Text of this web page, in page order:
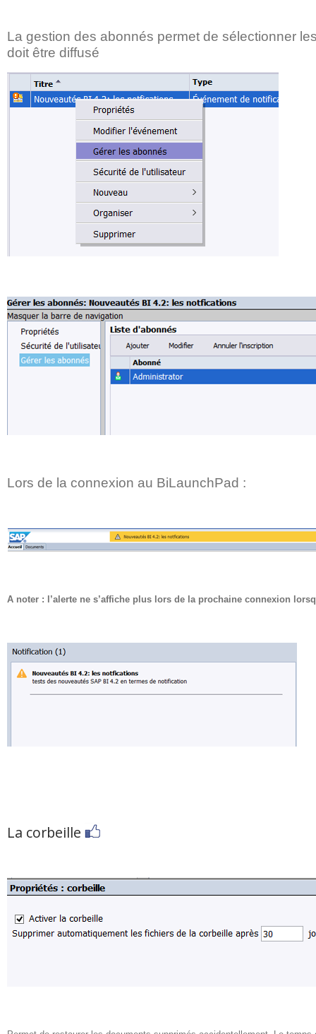
La gestion des abonnés permet de sélectionner
doit être diffusé
Lors de la connexion au BiLaunchPad :
A noter : l’alerte ne s’affiche plus lors de la prochaine connexion
La corbeille